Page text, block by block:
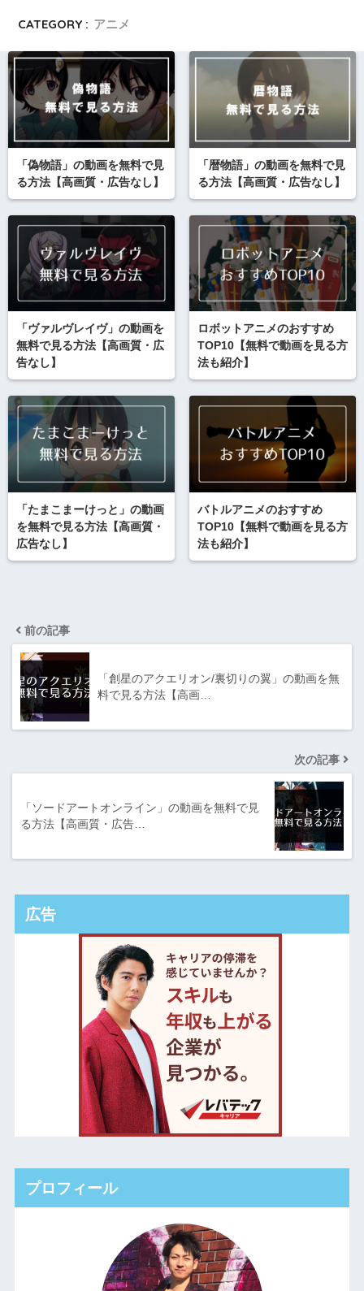
CATEGORY : アニメ
「偽物語」の動画を無料で見
る方法【高画質・広告なし】
「暦物語」の動画を無料で見
る方法【高画質・広告なし】
「ヴァルヴレイヴ」の動画を
無料で見る方法【高画質・広
告なし】
ロボットアニメのおすすめ
TOP10【無料で動画を見る方
法も紹介】
「たまこまーけっと」の動画
を無料で見る方法【高画質・
広告なし】
バトルアニメのおすすめ
TOP10【無料で動画を見る方
法も紹介】
前の記事
「創星のアクエリオン/裏切りの翼」の動画を無
料で見る方法【高画…
次の記事
「ソードアートオンライン」の動画を無料で見
る方法【高画質・広告…
広告
プロフィール